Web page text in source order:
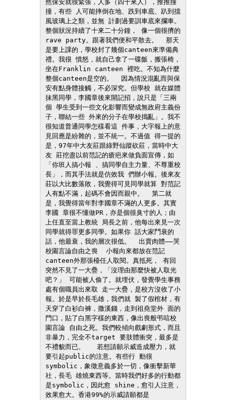
然保安就很緊張，人多（四十來人），推推撞
撞，有些 人可能摔倒在地、跌到車底、趴到擋
風玻璃上之類，並無 計劃過要訓車底來攔車。
整個狀況持續了十來二十分鐘， 像一個很擠的
rave party。跟著我們便和平散去。  那天
是要上課的，學校封了幾個canteen來準備典
禮。我很 憤怒，就自己拿了一碟飯，搬張椅，
坐在Franklin canteen 裡吃。不知為什麼
整個canteen是空的。  因為情況混亂而與保
安有點身體接觸，不必深究。但學校 就在媒體
抹黑同學，李國章後來開記招，說只是「三兩
個 學生受到一些文化影響而變成無政府主義份
子，聯結一些 外來的分子在學校搗亂」。我不
很知道普通同學怎樣看這 件事，大字報上的意
見回應是紛雜的，並不統一。不過值 得一提的
是，97年中大友莊跟綠野仙蹤砍莊，當時中大
友 莊挖盡以前范記的瘡疤來做負面宣傳，如
「你班人搞小報 、搞同學自主力量、不尊重校
長」，而其手法就是仿效我 們辦小報。後來友
莊以大比數落敗，我覺得可見同學就算 對范記
人有點不滿，起碼不會因而親中。  第二就
是，我覺得當年對李國章不滿的人更多。其實
李國 章很不懂做PR，亦是個很臭寸的人；由
上任直至當上教統 局長之前，他每出來見一次
同學就得罪更多同學。如果你 話大家鬥衰的
話，他最衰，我的層次很低。  出賣肉體——哭
校園言論自由之喪  小報向來都放在范記
canteen外那張檯任人取閱。真抵死， 有回
突然不見了一大疊，「沒理由那麼快被人取光
吧？」 可能被人偷了。就埋伏，發覺學生事務
處有個職員出來取 走一大疊，是校方沒收了小
報。於是早於長毛雄，我們就 製了假棺材，有
天穿了白衫白褲，撒溪錢，走到祖堯堂外 面的
門口，貼了白黑字樣的東西，像出喪般弔唁校
園言論 自由之死。我們較傾向戲劇形式，而且
非暴力，完全不target 要肢體衝突，最多是
不禮貌而已。   若想請願示威造成壓力，就
要引起public的注意。有些行 動很
symbolic，象徵意義多於一切，像衝擊新華
社，長毛 雄燒東西等。當時我們好多的行動都
是symbolic，因此愈 shine，愈引人注意，
效果愈大。香港99%的示威請願都是